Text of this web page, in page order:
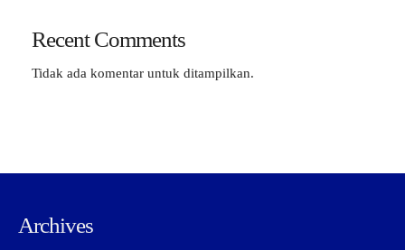
Recent Comments
Tidak ada komentar untuk ditampilkan.
Archives